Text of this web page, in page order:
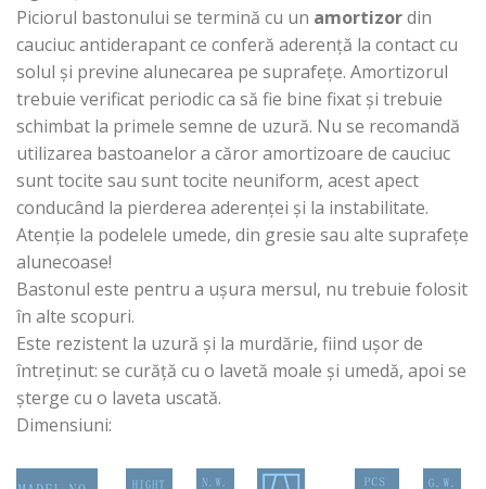
Piciorul bastonului se termină cu un amortizordin
cauciuc antiderapant ce conferă aderență la contact cu
solul și previne alunecarea pe suprafețe. Amortizorul
trebuie verificat periodic ca să fie bine fixat și trebuie
schimbat la primele semne de uzură. Nu se recomandă
utilizarea bastoanelor a căror amortizoare de cauciuc
sunt tocite sau sunt tocite neuniform, acest apect
conducând la pierderea aderenței și la instabilitate.
Atenție la podelele umede, din gresie sau alte suprafețe
alunecoase!
Bastonul este pentru a ușura mersul, nu trebuie folosit
în alte scopuri.
Este rezistent la uzură și la murdărie, fiind ușor de
întreținut: se curăță cu o lavetă moale și umedă, apoi se
șterge cu o laveta uscată.
Dimensiuni: